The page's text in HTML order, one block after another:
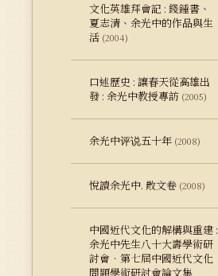
文化英雄拜會記 : 錢鍾書、
夏志清、余光中的作品與生
活 (2004)
口述歷史 : 讓春天從高雄出
發 : 余光中教授專訪 (2005)
余光中评说五十年 (2008)
悅讀余光中. 散文卷 (2008)
中國近代文化的解構與重建 :
余光中先生八十大壽學術研
討會‧第七屆中國近代文化
問題學術研討會論文集